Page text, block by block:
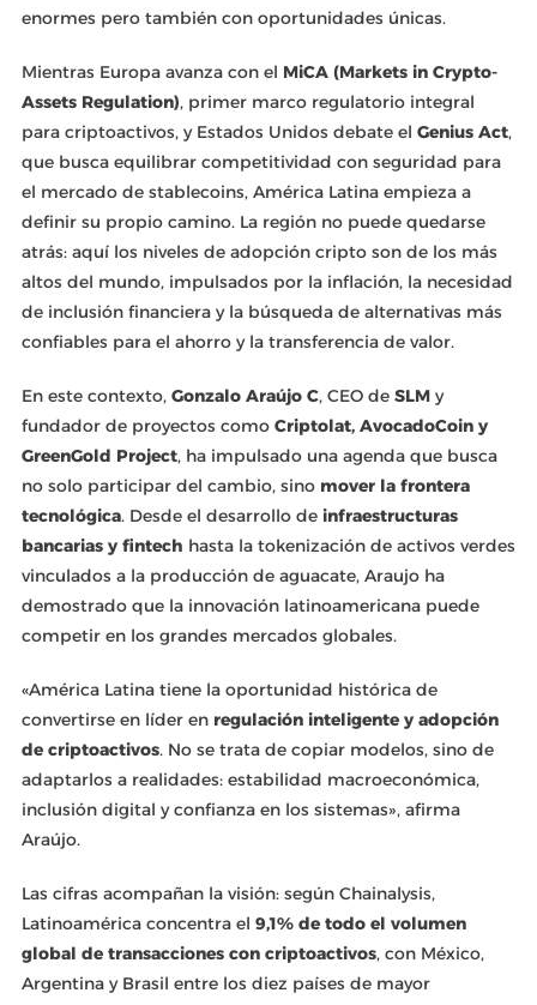
enormes pero también con oportunidades únicas.
Mientras Europa avanza con el MiCA (Markets in Crypto-
Assets Regulation), primer marco regulatorio integral
para criptoactivos, y Estados Unidos debate el Genius Act,
que busca equilibrar competitividad con seguridad para
el mercado de stablecoins, América Latina empieza a
definir su propio camino. La región no puede quedarse
atrás: aquí los niveles de adopción cripto son de los más
altos del mundo, impulsados por la inflación, la necesidad
de inclusión financiera y la búsqueda de alternativas más
confiables para el ahorro y la transferencia de valor.
En este contexto, Gonzalo Araújo C, CEO de SLMy
fundador de proyectos como Criptolat, AvocadoCoin y
GreenGold Project, ha impulsado una agenda que busca
no solo participar del cambio, sino mover la frontera
tecnológica. Desde el desarrollo de infraestructuras
bancarias y fintech hasta la tokenización de activos verdes
vinculados a la producción de aguacate, Araujo ha
demostrado que la innovación latinoamericana puede
competir en los grandes mercados globales.
«América Latina tiene la oportunidad histórica de
convertirse en líder en regulación inteligente y adopción
de criptoactivos. No se trata de copiar modelos, sino de
adaptarlos a realidades: estabilidad macroeconómica,
inclusión digital y confianza en los sistemas», afirma
Araújo.
Las cifras acompañan la visión: según Chainalysis,
Latinoamérica concentra el 9,1% de todo el volumen
global de transacciones con criptoactivos, con México,
Argentina y Brasil entre los diez países de mayor